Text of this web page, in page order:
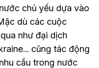
chủ yếu dựa vào
dù các cuộc
như đại dịch
cũng tác động
cầu trong nước